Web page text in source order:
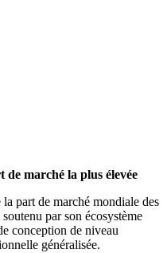
de marché la plus élevée
part de marché mondiale des
par son écosystème
conception de niveau
généralisée.